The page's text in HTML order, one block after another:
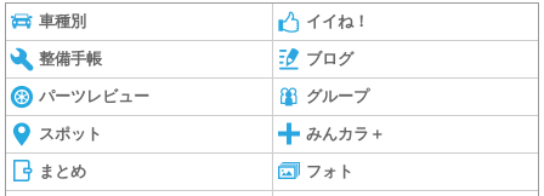
車種別 イイね！
整備手帳 ブログ
パーツレビュー グループ
スポット みんカラ＋
まとめ フォト